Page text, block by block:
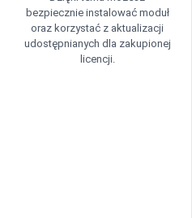
bezpiecznie instalować moduł
oraz korzystać z aktualizacji
udostępnianych dla zakupionej
licencji.